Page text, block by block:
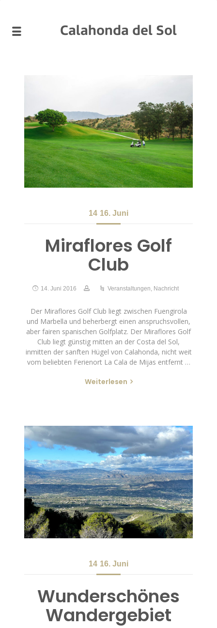
Calahonda del Sol
14 16. Juni
Miraflores Golf
Club
14. Juni 2016 Veranstaltungen, Nachricht
Der Miraflores Golf Club liegt zwischen Fuengirola
und Marbella und beherbergt einen anspruchsvollen,
aber fairen spanischen Golfplatz. Der Miraflores Golf
Club liegt günstig mitten an der Costa del Sol,
inmitten der sanften Hügel von Calahonda, nicht weit
vom beliebten Ferienort La Cala de Mijas entfernt …
Weiterlesen
14 16. Juni
Wunderschönes
Wandergebiet